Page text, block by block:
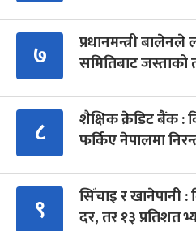
७
प्रधानमन्त्री
समितिबाट
८
शैक्षिक क्रेडिट बैंक :
फर्किए नेपालमा
९
सिँचाइ र खानेपानी
दर, तर १३ प्रतिशत